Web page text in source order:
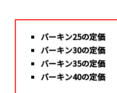
バーキン25の定価
バーキン30の定価
バーキン35の定価
バーキン40の定価